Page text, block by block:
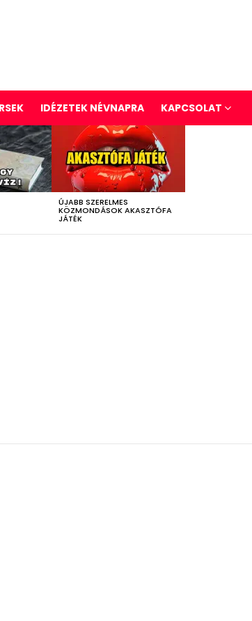
IDÉZETEK NÉVNAPRA KAPCSOLAT
ÚJABB SZERELMES
KÖZMONDÁSOK AKASZTÓFA
JÁTÉK